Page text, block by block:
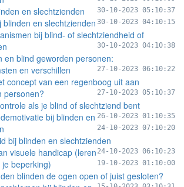
en slechtzienden 30-10-2023 05:10:37
blinden en slechtzienden 30-10-2023 04:10:15
bij blind- of slechtziendheid of
30-10-2023 04:10:38
en blind geworden personen:
en verschillen
27-10-2023 06:10:22
concept van een regenboog uit aan
personen?
27-10-2023 05:10:37
als je blind of slechtziend bent
26-10-2023 01:10:35
bij blinden en
24-10-2023 07:10:20
bij blinden en slechtzienden
24-10-2023 06:10:23
visuele handicap (leren
beperking)
19-10-2023 01:10:00
blinden de ogen open of juist gesloten?